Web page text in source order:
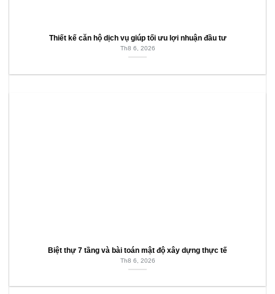
Thiết kế căn hộ dịch vụ giúp tối ưu lợi nhuận đầu tư
Th8 6, 2026
Biệt thự 7 tầng và bài toán mật độ xây dựng thực tế
Th8 6, 2026